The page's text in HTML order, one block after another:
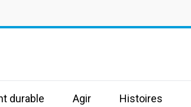
durable Agir Histoires